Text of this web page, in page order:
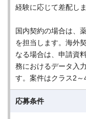
経験に応じて差配しま
国内契約の場合は、
を担当します。海外
なる場合は、申請資
務におけるデータ入
す。案件はクラス2～
応募条件